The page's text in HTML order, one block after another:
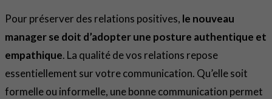
Pour préserver des relations positives, le nouveau
manager se doit d’adopter une posture authentique et
empathique. La qualité de vos relations repose
essentiellement sur votre communication. Qu’elle soit
formelle ou informelle, une bonne communication permet